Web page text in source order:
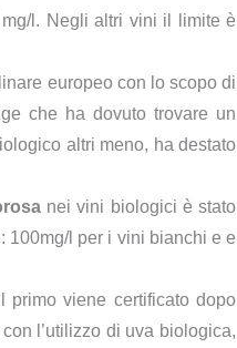
l. Negli altri vini il limite è
europeo con lo scopo di
che ha dovuto trovare un
altri meno, ha destato
nei vini biologici è stato
100mg/l per i vini bianchi e e
viene certificato dopo
l’utilizzo di uva biologica,